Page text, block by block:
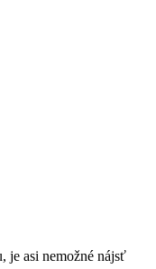
je asi nemožné nájsť